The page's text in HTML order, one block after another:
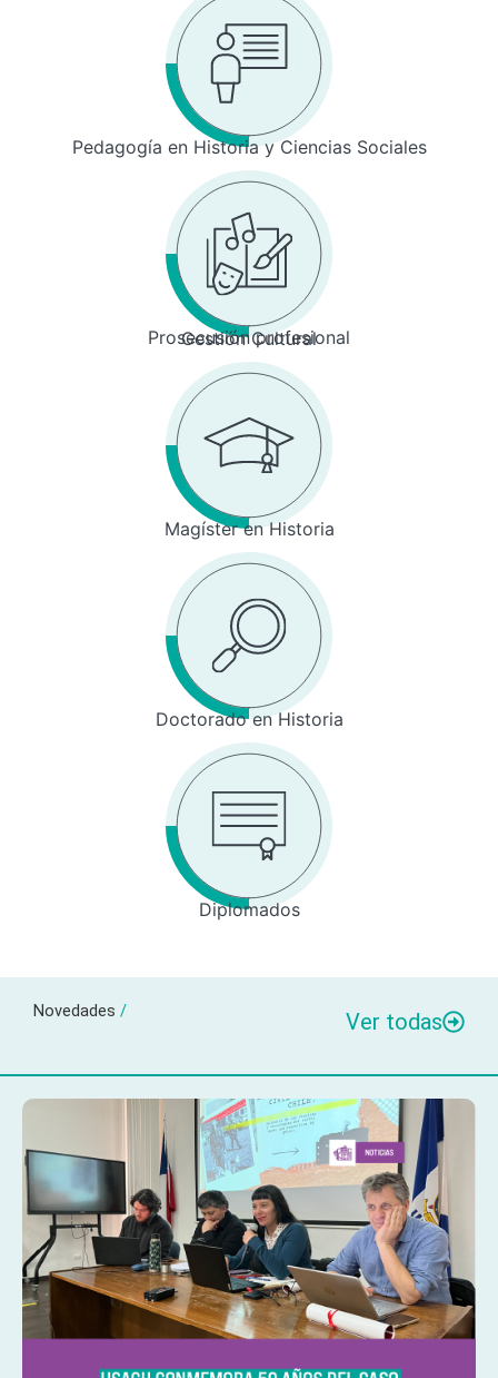
Pedagogía en Historia y Ciencias Sociales
Prosecusión profesional
Gestión Cultural
Magíster en Historia
Doctorado en Historia
Diplomados
Novedades / Ver todas